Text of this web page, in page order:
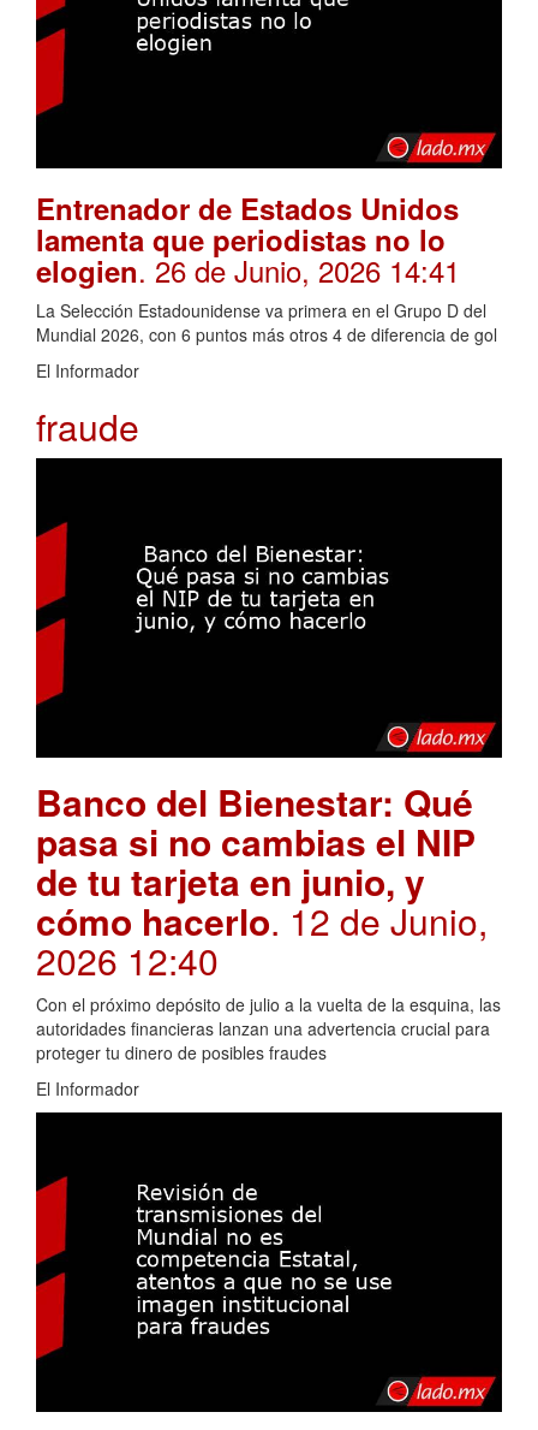
Entrenador de Estados Unidos
lamenta que periodistas no lo
elogien. 26 de Junio, 2026 14:41
La Selección Estadounidense va primera en el Grupo D del
Mundial 2026, con 6 puntos más otros 4 de diferencia de gol
El Informador
fraude
Banco del Bienestar: Qué
pasa si no cambias el NIP
de tu tarjeta en junio, y
cómo hacerlo. 12 de Junio,
2026 12:40
Con el próximo depósito de julio a la vuelta de la esquina, las
autoridades financieras lanzan una advertencia crucial para
proteger tu dinero de posibles fraudes
El Informador